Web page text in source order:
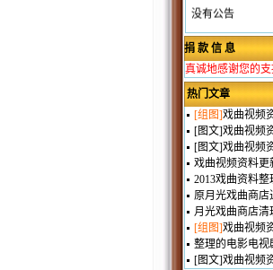
没有公告
捐 款 信 息
真诚地感谢您的支
热门文章
[组图]戏曲视频
[图文]戏曲视频
[图文]戏曲视频
戏曲视频资料更
2013戏曲资料整
原月光戏曲商店
月光戏曲商店清
[组图]戏曲视频
整理的电影电视
[图文]戏曲视频